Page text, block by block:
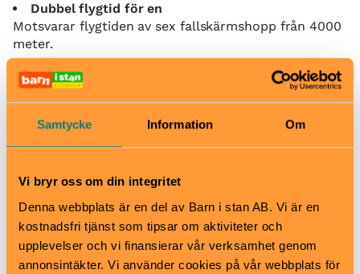
Samtycke Information Om
Vi bryr oss om din integritet
Denna webbplats är en del av Barn i stan AB. Vi är en
kostnadsfri tjänst som tipsar om aktiviteter och
upplevelser och vi finansierar vår verksamhet genom
annonsintäkter. Vi använder cookies på vår webbplats för
Dubbel flygtid för en
Motsvarar flygtiden av sex fallskärmshopp från 4000
meter.
När
Tis 13.30-20.30
Ons-tors 12.30-20.30
Fredag 10.30-20.30
Lördag 08.00-20.30
Pris
Bodyflight för en: 695kr
Dubbel flygtid för en: 1 250 SEK
Bodyflight för två: 1 295 SEK
Bodyflight familjepaket: 2 495 SEK